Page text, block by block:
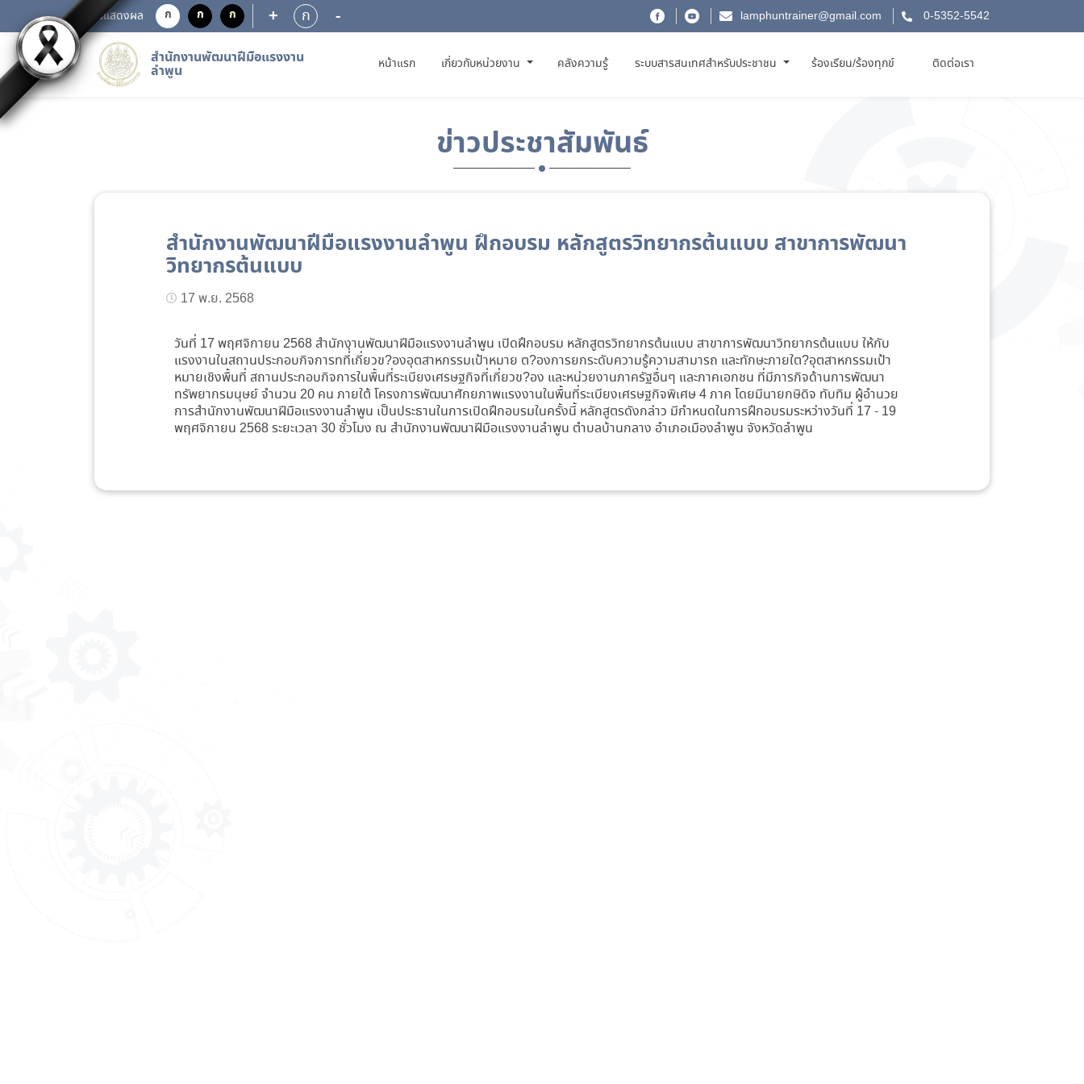
การแสดงผล ก ก ก + ก - lamphuntrainer@gmail.com 0-5352-5542
สำนักงานพัฒนาฝีมือแรงงาน
ลำพูน หน้าแรก(CURRENT)
เกี่ยวกับหน่วยงาน คลังความรู้ ระบบสารสนเทศสำหรับประชาชน ร้องเรียน/ร้องทุกข์ ติดต่อเรา
ข่าวประชาสัมพันธ์
สำนักงานพัฒนาฝีมือแรงงานลำพูน ฝึกอบรม หลักสูตรวิทยากรต้นแบบ สาขาการพัฒนา
วิทยากรต้นแบบ
17 พ.ย. 2568
วันที่ 17 พฤศจิกายน 2568 สำนักงานพัฒนาฝีมือแรงงานลำพูน เปิดฝึกอบรม หลักสูตรวิทยากรต้นแบบ สาขาการพัฒนาวิทยากรต้นแบบ ให้กับ
แรงงานในสถานประกอบกิจการทที่่เกี่ยวข?องอุตสาหกรรมเป้าหมาย ต?องการยกระดับความรู้ความสามารถ และทักษะภายใต?อุตสาหกรรมเป้า
หมายเชิงพื้นที่ สถานประกอบกิจการในพื้นที่ระเบียงเศรษฐกิจที่เกี่ยวข?อง และหน่วยงานภาครัฐอื่นๆ และภาคเอกชน ที่มีภารกิจด้านการพัฒนา
ทรัพยากรมนุษย์ จำนวน 20 คน ภายใต้ โครงการพัฒนาศักยภาพแรงงานในพื้นที่ระเบียงเศรษฐกิจพิเศษ 4 ภาค โดยมีนายกษิดิจ ทับทิม ผู้อำนวย
การสำนักงานพัฒนาฝีมือแรงงานลำพูน เป็นประธานในการเปิดฝึกอบรมในครั้งนี้ หลักสูตรดังกล่าว มีกำหนดในการฝึกอบรมระหว่างวันที่ 17 - 19
พฤศจิกายน 2568 ระยะเวลา 30 ชั่วโมง ณ สำนักงานพัฒนาฝีมือแรงงานลำพูน ตำบลบ้านกลาง อำเภอเมืองลำพูน จังหวัดลำพูน